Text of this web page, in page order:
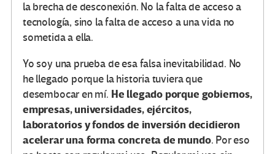
la brecha de desconexión. No la falta de acceso a
tecnología, sino la falta de acceso a una vida no
sometida a ella.
Yo soy una prueba de esa falsa inevitabilidad. No
he llegado porque la historia tuviera que
desembocar en mí. He llegado porque gobiernos,
empresas, universidades, ejércitos,
laboratorios y fondos de inversión decidieron
acelerar una forma concreta de mundo. Por eso